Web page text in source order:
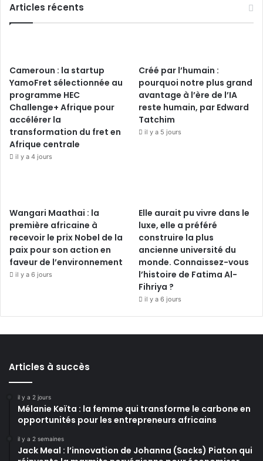
Articles récents
Cameroun : la startup
YamoFret sélectionnée au
programme HEC
Challenge+ Afrique pour
accélérer la
transformation du fret en
Afrique centrale
il y a 4 jours
Créé par l’humain :
pourquoi notre plus grand
avantage à l’ère de l’IA
reste humain, par Edward
Tatchim
il y a 5 jours
Wangari Maathai : la
première africaine à
recevoir le prix Nobel de la
paix pour son action en
faveur de l’environnement
il y a 6 jours
Elle aurait pu vivre dans le
luxe, elle a préféré
construire la plus
ancienne université du
monde. Connaissez-vous
l’histoire de Fatima Al-
Fihriya ?
il y a 6 jours
Articles à succès
il y a 2 jours
Mélanie Keïta : la femme qui transforme le carbone en
opportunités pour les entrepreneurs africains
il y a 2 semaines
Jack Meal : l’innovation de Johanna (Sacks) Piaton qui